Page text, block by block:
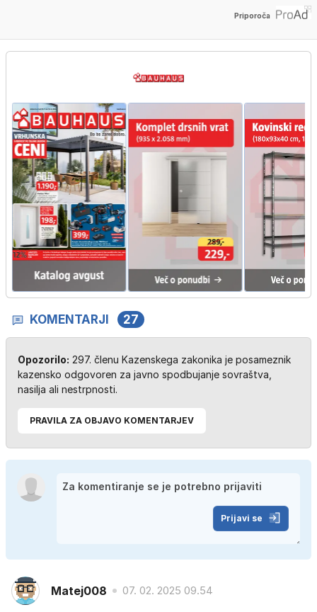
Priporoča
KOMENTARJI 27
Opozorilo: 297. členu Kazenskega zakonika je posameznik
kazensko odgovoren za javno spodbujanje sovraštva,
nasilja ali nestrpnosti.
PRAVILA ZA OBJAVO KOMENTARJEV
Prijavi se
Matej008 07. 02. 2025 09.54